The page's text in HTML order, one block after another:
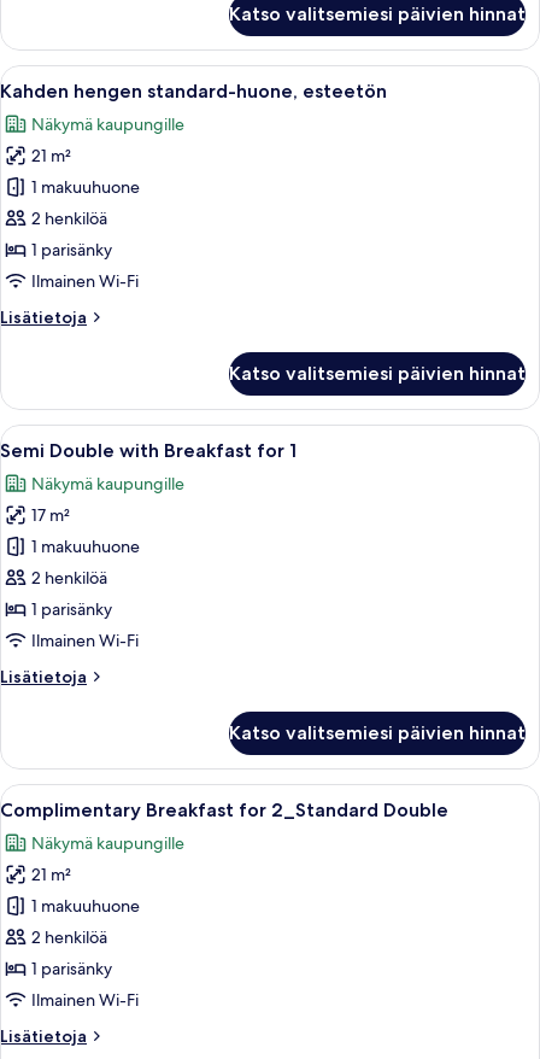
huone
(with
Breakfast
4)
Katso valitsemiesi päivien hinnat
Avaa
kaikki
huonetyypin
Kahden
hengen
standard-
huone,
esteetön
Hotellihuone, jossa on sänky,
7
Kahden hengen standard-huone, esteetön
Näkymä kaupungille
21 m²
1 makuuhuone
2 henkilöä
1 parisänky
Ilmainen Wi-Fi
Lisätietoja
Lisätietoja
standard-
huone,
esteetön
Katso valitsemiesi päivien hinnat
Avaa
kaikki
huonetyypin
Semi
Double
with
Breakfast
for
kuvat
Pöytä on katettu erilaisilla
5
Semi Double with Breakfast for 1
Näkymä kaupungille
17 m²
1 makuuhuone
2 henkilöä
1 parisänky
Ilmainen Wi-Fi
Lisätietoja
Lisätietoja
with
Breakfast
for
Katso valitsemiesi päivien hinnat
Avaa
kaikki
huonetyypin
Complimentary
Breakfast
for
2_Standard
Double
Pöytä on katettu erilaisilla
7
Complimentary Breakfast for 2_Standard Double
Näkymä kaupungille
21 m²
1 makuuhuone
2 henkilöä
1 parisänky
Ilmainen Wi-Fi
Lisätietoja
Lisätietoja